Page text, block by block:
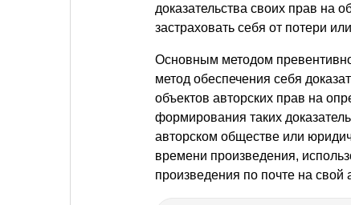
доказательства своих прав на
застраховать себя от потери
Основным методом
метод обеспечения себя
объектов авторских прав на
формирования таких
авторском обществе или
времени произведения,
произведения по почте на свой